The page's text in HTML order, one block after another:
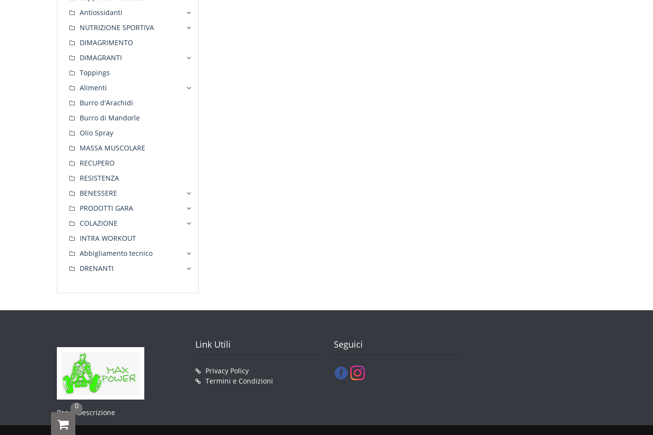
Antiossidanti
NUTRIZIONE SPORTIVA
DIMAGRIMENTO
DIMAGRANTI
Toppings
Alimenti
Burro d'Arachidi
Burro di Mandorle
Olio Spray
MASSA MUSCOLARE
RECUPERO
RESISTENZA
BENESSERE
PRODOTTI GARA
COLAZIONE
INTRA WORKOUT
Abbigliamento tecnico
DRENANTI
Breve Descrizione
Link Utili
Privacy Policy
Termini e Condizioni
Seguici
0